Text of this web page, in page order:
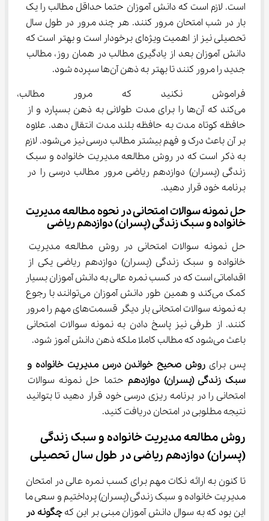
است. لازم است که دانش آموزان حتما حداقل مطالب را یک
بار در شب امتحان مرور کنند. هر چند مرور در طول سال
تحصیلی نیز از اهمیت ویژه‌ای برخودار است و بهتر است که
دانش آموزان بعد از یادگیری مطالب در همان روز، مطالب
جدید را مرور کنند تا بهتر به ذهن آن‌ها سپرده شود.
فراموش نکنید که مرور
می‌کند که آن‌ها را برای مدت طولانی به ذهن بسپارد و از
حافظه کوتاه مدت به حافظه بلند مدت انتقال دهد. علاوه
بر آن باعث درک و فهم بیشتر مطالب درسی نیز می‌شود. لازم
به ذکر است که در روش مطالعه مدیریت خانواده و سبک
زندگی (پسران) دوازدهم ریاضی مرور مطالب درسی را در
برنامه خود قرار دهید.
حل نمونه سوالات امتحانی در نحوه مطالعه مدیریت
خانواده و سبک زندگی (پسران) دوازدهم ریاضی
حل نمونه سوالات امتحانی در روش مطالعه مدیریت
خانواده و سبک زندگی (پسران) دوازدهم ریاضی یکی از
اقداماتی است که در کسب نمره عالی به دانش آموزان بسیار
کمک می‌کند و همین طور دانش آموزان می‌توانند با رجوع
به نمونه سوالات امتحانی بار دیگر قسمت‌های مهم را مرور
کنند. از طرفی نیز پاسخ دادن به نمونه سوالات امتحانی
باعث می‌شود که مطالب کاملا ملکه ذهن دانش آموز شود.
پس برای روش صحیح خواندن درس مدیریت خانواده و
سبک زندگی (پسران) دوازدهم حتما حل نمونه سوالات
امتحانی را در برنامه ریزی درسی خود قرار دهید تا بتوانید
نتیجه مطلوبی در امتحان دریافت کنید.
روش مطالعه مدیریت خانواده و سبک زندگی
(پسران) دوازدهم ریاضی در طول سال تحصیلی
تا کنون به ارائه نکات مهم برای کسب نمره عالی در امتحان
مدیریت خانواده و سبک زندگی (پسران) پرداختیم و سعی ما
این بود که به سوال دانش آموزان مبنی بر این که چگونه در